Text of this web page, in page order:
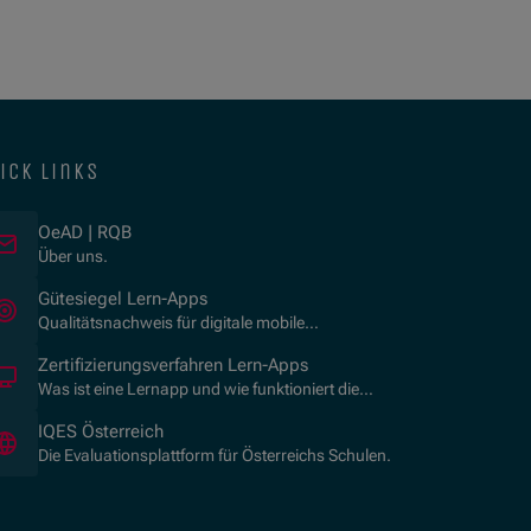
links
OeAD | RQB
Über uns.
Gütesiegel Lern-Apps(Opens in new window)
Qualitätsnachweis für digitale mobile
Zertifizierungsverfahren Lern-Apps
Was ist eine Lernapp und wie funktioniert die
IQES Österreich(Opens in new window)
Die Evaluationsplattform für Österreichs Schulen.